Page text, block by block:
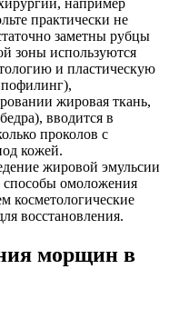
например
практически не
заметны рубцы
зоны используются
и пластическую
жировая ткань,
вводится в
проколов с
кожей.
жировой эмульсии
омоложения
косметологические
восстановления.
морщин в